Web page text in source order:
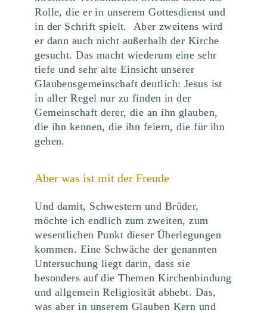
Rolle, die er in unserem Gottesdienst und
in der Schrift spielt. Aber zweitens wird
er dann auch nicht außerhalb der Kirche
gesucht. Das macht wiederum eine sehr
tiefe und sehr alte Einsicht unserer
Glaubensgemeinschaft deutlich: Jesus ist
in aller Regel nur zu finden in der
Gemeinschaft derer, die an ihn glauben,
die ihn kennen, die ihn feiern, die für ihn
gehen.
Aber was ist mit der Freude
Und damit, Schwestern und Brüder,
möchte ich endlich zum zweiten, zum
wesentlichen Punkt dieser Überlegungen
kommen. Eine Schwäche der genannten
Untersuchung liegt darin, dass sie
besonders auf die Themen Kirchenbindung
und allgemein Religiosität abhebt. Das,
was aber in unserem Glauben Kern und